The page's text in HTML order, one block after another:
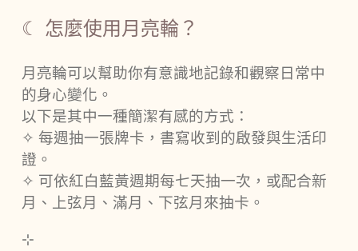
☾ 怎麼使用月亮輪？
月亮輪可以幫助你有意識地記錄和觀察日常中
的身心變化。
以下是其中一種簡潔有感的方式：
✧ 每週抽一張牌卡，書寫收到的啟發與生活印
證。
✧ 可依紅白藍黃週期每七天抽一次，或配合新
月、上弦月、滿月、下弦月來抽卡。
⊹